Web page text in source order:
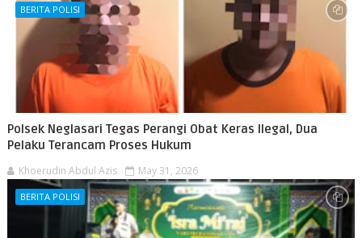
BERITA POLISI
Polsek Neglasari Tegas Perangi Obat Keras Ilegal, Dua
Pelaku Terancam Proses Hukum
Khoerudin Abdul Azis May 31, 2026
BERITA POLISI